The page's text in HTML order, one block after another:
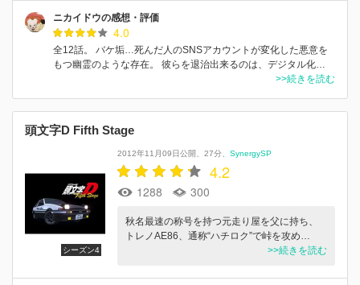
ニカイドウの感想・評価
4.0
全12話。 バケ垢…死んだ人のSNSアカウントが変化した悪意を
もつ幽霊のような存在。 彼らを退治出来るのは、デジタル化…
>>続きを読む
頭文字D Fifth Stage
シーズン4
2012年11月09日公開 27分 SynergySP
4.2
1288 300
秋名最速の称号を持つ元走り屋を父に持ち、
トレノAE86、通称“ハチロク”で峠を攻め…
>>続きを読む